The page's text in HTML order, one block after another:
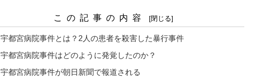
この記事の内容
宇都宮病院事件とは？2人の患者を殺害した暴行事件
宇都宮病院事件はどのように発覚したのか？
宇都宮病院事件が朝日新聞で報道される